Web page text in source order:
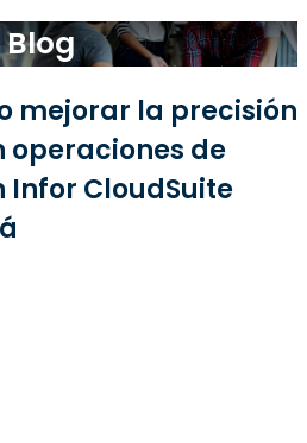
Blog
mejorar la precisión
operaciones de
CloudSuite